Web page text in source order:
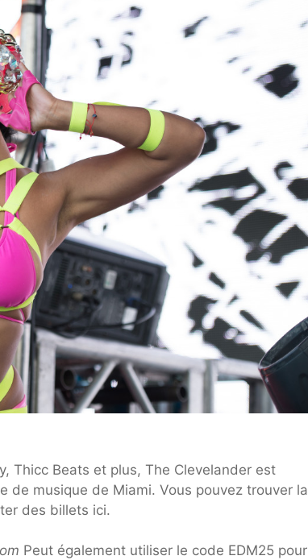
Thicc Beats et plus, The Clevelander est
de musique de Miami. Vous pouvez trouver la
des billets ici.
Peut également utiliser le code EDM25 pour